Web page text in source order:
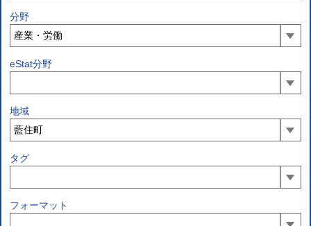
分野
eStat分野
地域
タグ
フォーマット